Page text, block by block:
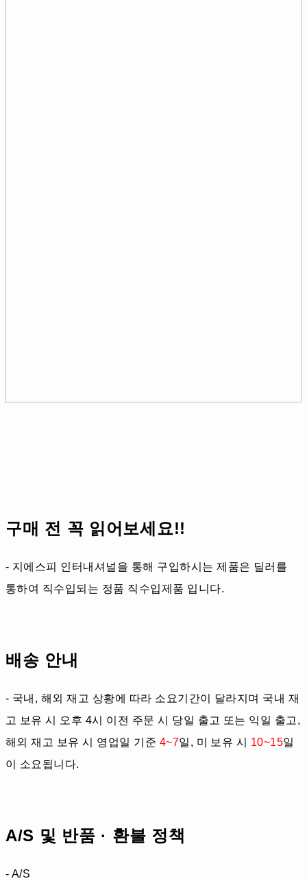
구매 전 꼭 읽어보세요!!
- 지에스피 인터내셔널을 통해 구입하시는 제품은 딜러를
통하여 직수입되는 정품 직수입제품 입니다.
배송 안내
- 국내, 해외 재고 상황에 따라 소요기간이 달라지며 국내 재
고 보유 시 오후 4시 이전 주문 시 당일 출고 또는 익일 출고,
해외 재고 보유 시 영업일 기준 4~7일, 미 보유 시 10~15일
이 소요됩니다.
A/S 및 반품 · 환불 정책
- A/S